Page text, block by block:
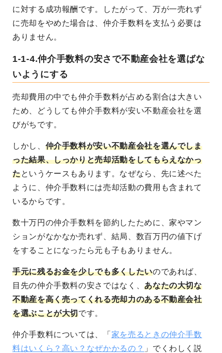
に対する成功報酬です。したがって、万が一売れず
に売却をやめた場合は、仲介手数料を支払う必要は
ありません。
1-1-4.仲介手数料の安さで不動産会社を選ばな
いようにする
売却費用の中でも仲介手数料が占める割合は大きい
ため、どうしても仲介手数料が安い不動産会社を選
びがちです。
しかし、 仲介手数料が安い不動産会社を選んでしま
った結果、しっかりと売却活動をしてもらえなかっ
たというケースもあります。なぜなら、先に述べた
ように、仲介手数料には売却活動の費用も含まれて
いるからです。
数十万円の仲介手数料を節約したために、家やマン
ションがなかなか売れず、結局、数百万円の値下げ
をすることになったら元も子もありません。
手元に残るお金を少しでも多くしたいのであれば、
目先の仲介手数料の安さではなく、あなたの大切な
不動産を高く売ってくれる売却力のある不動産会社
を選ぶことが大切です。
仲介手数料については、「 家を売るときの仲介手数
料はいくら？高い？なぜかかるの？ 」でくわしく説